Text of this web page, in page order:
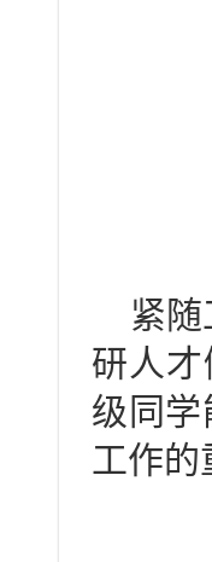
紧
研人
级同
工作的